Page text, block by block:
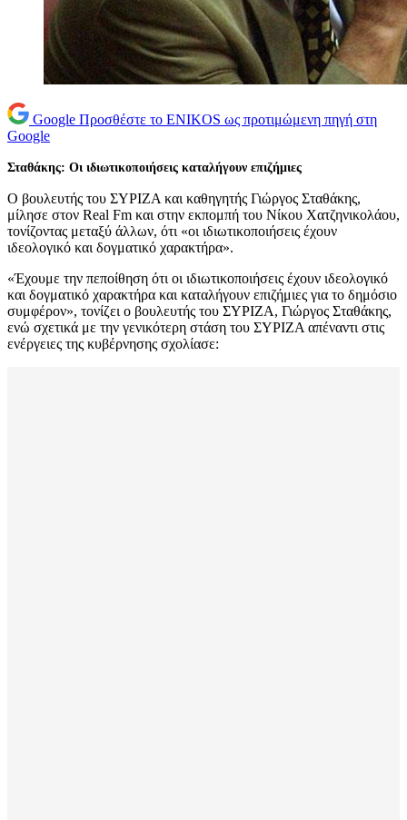
Google Προσθέστε το ENIKOS ως προτιμώμενη πηγή στη
Google
Σταθάκης: Οι ιδιωτικοποιήσεις καταλήγουν επιζήμιες
Ο βουλευτής του ΣΥΡΙΖΑ και καθηγητής Γιώργος Σταθάκης,
μίλησε στον Real Fm και στην εκπομπή του Νίκου Χατζηνικολάου,
τονίζοντας μεταξύ άλλων, ότι «οι ιδιωτικοποιήσεις έχουν
ιδεολογικό και δογματικό χαρακτήρα».
«Έχουμε την πεποίθηση ότι οι ιδιωτικοποιήσεις έχουν ιδεολογικό
και δογματικό χαρακτήρα και καταλήγουν επιζήμιες για το δημόσιο
συμφέρον», τονίζει ο βουλευτής του ΣΥΡΙΖΑ, Γιώργος Σταθάκης,
ενώ σχετικά με την γενικότερη στάση του ΣΥΡΙΖΑ απέναντι στις
ενέργειες της κυβέρνησης σχολίασε: